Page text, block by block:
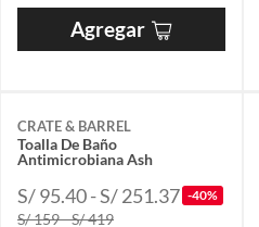
Agregar
CRATE & BARREL
Toalla De Baño
Antimicrobiana Ash
S/ 95.40 - S/ 251.37 -40%
S/ 159 - S/ 419